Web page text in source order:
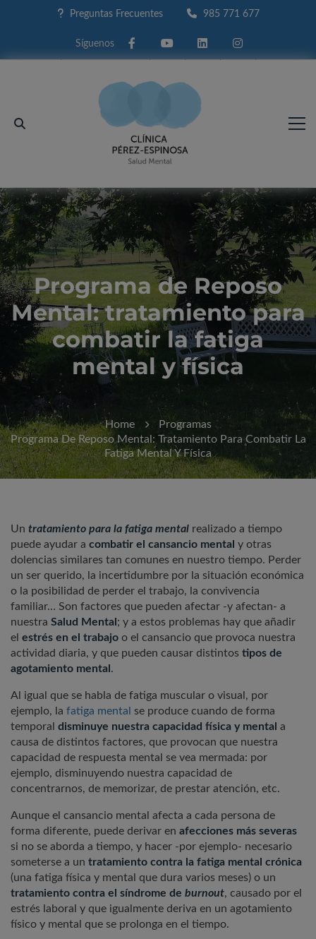
Preguntas Frecuentes 985 771 677
FacebookYoutube LinkedinInstagram
Programa de Reposo
Mental: tratamiento para
combatir la fatiga
mental y física
Home
Programas
Programa De Reposo Mental: Tratamiento Para Combatir La
Fatiga Mental Y Física
Un tratamiento para la fatiga mental realizado a tiempo
puede ayudar a combatir el cansancio mental y otras
dolencias similares tan comunes en nuestro tiempo. Perder
un ser querido, la incertidumbre por la situación económica
o la posibilidad de perder el trabajo, la convivencia
familiar… Son factores que pueden afectar -y afectan- a
nuestra Salud Mental ; y a estos problemas hay que añadir
el estrés en el trabajo o el cansancio que provoca nuestra
actividad diaria, y que pueden causar distintos tipos de
agotamiento mental .
Al igual que se habla de fatiga muscular o visual, por
ejemplo, la fatiga mental se produce cuando de forma
temporal disminuye nuestra capacidad física y mental a
causa de distintos factores, que provocan que nuestra
capacidad de respuesta mental se vea mermada: por
ejemplo, disminuyendo nuestra capacidad de
concentrarnos, de memorizar, de prestar atención, etc.
Aunque el cansancio mental afecta a cada persona de
forma diferente, puede derivar en afecciones más severas
si no se aborda a tiempo, y hacer -por ejemplo- necesario
someterse a un tratamiento contra la fatiga mental crónica
(una fatiga física y mental que dura varios meses) o un
tratamiento contra el síndrome de burnout, causado por el
estrés laboral y que igualmente deriva en un agotamiento
físico y mental que se prolonga en el tiempo.